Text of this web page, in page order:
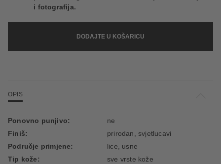
i fotografija.
DODAJTE U KOŠARICU
OPIS
Ponovno punjivo:
ne
Finiš:
prirodan, svjetlucavi
Područje primjene:
lice, usne
Tip kože:
sve vrste kože